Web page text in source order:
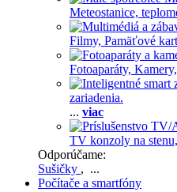
Meteostanice,
Filmy, Pamäťové
Fotoaparáty, Kamery,
zariadenia.
... viac
TV konzoly na stenu,
Odporúčame:
Sušičky , ...
Počítače a smartfóny